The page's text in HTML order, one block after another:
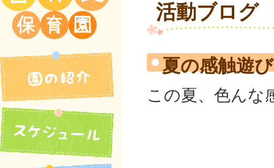
活動ブログ
夏の感触遊
この夏、色んな